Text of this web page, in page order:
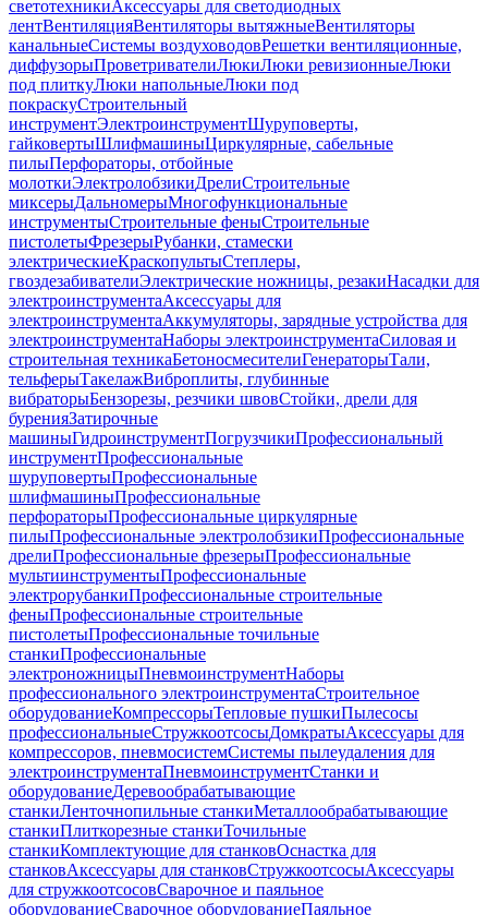
светотехникиАксессуары для светодиодных
лентВентиляцияВентиляторы вытяжныеВентиляторы
канальныеСистемы воздуховодовРешетки вентиляционные,
диффузорыПроветривателиЛюкиЛюки ревизионныеЛюки
под плиткуЛюки напольныеЛюки под
покраскуСтроительный
инструментЭлектроинструментШуруповерты,
гайковертыШлифмашиныЦиркулярные, сабельные
пилыПерфораторы, отбойные
молоткиЭлектролобзикиДрелиСтроительные
миксерыДальномерыМногофункциональные
инструментыСтроительные феныСтроительные
пистолетыФрезерыРубанки, стамески
электрическиеКраскопультыСтеплеры,
гвоздезабивателиЭлектрические ножницы, резакиНасадки для
электроинструментаАксессуары для
электроинструментаАккумуляторы, зарядные устройства для
электроинструментаНаборы электроинструментаСиловая и
строительная техникаБетоносмесителиГенераторыТали,
тельферыТакелажВиброплиты, глубинные
вибраторыБензорезы, резчики швовСтойки, дрели для
буренияЗатирочные
машиныГидроинструментПогрузчикиПрофессиональный
инструментПрофессиональные
шуруповертыПрофессиональные
шлифмашиныПрофессиональные
перфораторыПрофессиональные циркулярные
пилыПрофессиональные электролобзикиПрофессиональные
дрелиПрофессиональные фрезерыПрофессиональные
мультиинструментыПрофессиональные
электрорубанкиПрофессиональные строительные
феныПрофессиональные строительные
пистолетыПрофессиональные точильные
станкиПрофессиональные
электроножницыПневмоинструментНаборы
профессионального электроинструментаСтроительное
оборудованиеКомпрессорыТепловые пушкиПылесосы
профессиональныеСтружкоотсосыДомкратыАксессуары для
компрессоров, пневмосистемСистемы пылеудаления для
электроинструментаПневмоинструментСтанки и
оборудованиеДеревообрабатывающие
станкиЛенточнопильные станкиМеталлообрабатывающие
станкиПлиткорезные станкиТочильные
станкиКомплектующие для станковОснастка для
станковАксессуары для станковСтружкоотсосыАксессуары
для стружкоотсосовСварочное и паяльное
оборудованиеСварочное оборудованиеПаяльное